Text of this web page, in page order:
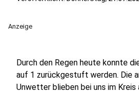
Anzeige
Durch den Regen heute konnte
auf 1 zurückgestuft werden. Die
Unwetter blieben bei uns im Kreis